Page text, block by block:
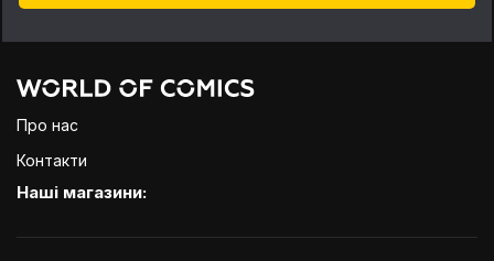
Про нас
Контакти
Наші магазини: